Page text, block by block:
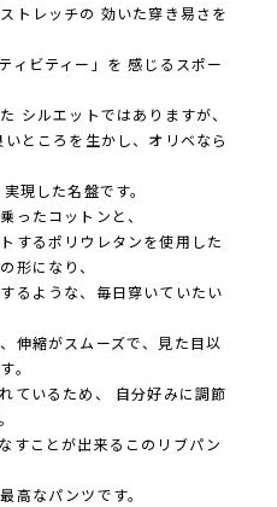
トレッチの 効いた穿き易さを
ィビティー」を 感じるスポー
シルエットではありますが、
ところを生かし、オリベなら
現した名盤です。
ったコットンと、
するポリウレタンを使用した
形になり、
るような、毎日穿いていたい
伸縮がスムーズで、見た目以
。
ているため、 自分好みに調節
すことが出来るこのリブパン
高なパンツです。